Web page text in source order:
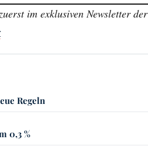
im exklusiven Newsletter der
Regeln
0,3 %